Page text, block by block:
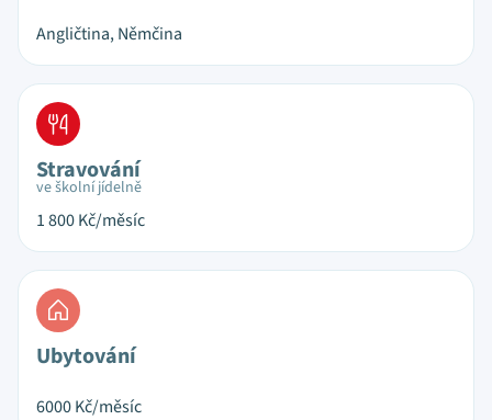
Angličtina, Němčina
Stravování
ve školní jídelně
1 800Kč/měsíc
Ubytování
6000Kč/měsíc